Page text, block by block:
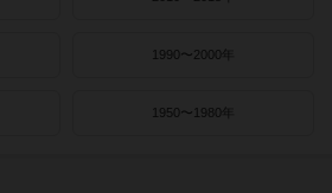
1990〜2000年
1950〜1980年